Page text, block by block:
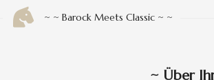
~ ~ Barock Meets Classic ~ ~
~ Über